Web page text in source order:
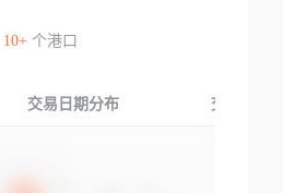
10+个港口
交易日期分布 交易产品